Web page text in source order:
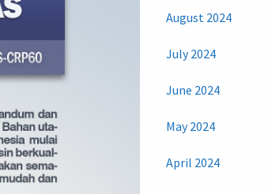
August 2024
July 2024
June 2024
May 2024
April 2024